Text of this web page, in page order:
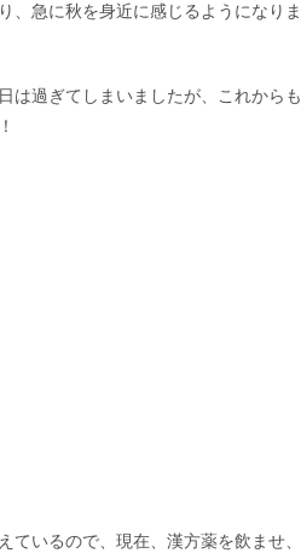
、急に秋を身近に感じるようになりま
は過ぎてしまいましたが、これからも
いるので、現在、漢方薬を飲ませ、